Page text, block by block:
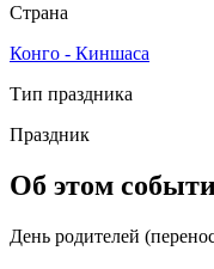
Страна
Конго - Киншаса
Тип праздника
Праздник
Об этом
День родителей